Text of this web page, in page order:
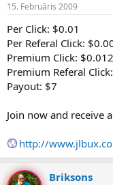
n
u
z
s
ā
c
j
s
a
t
u
m
s
15. Februāris 2009
Per Click: $0.01
Per Referal Click:
Premium Click:
Premium Referal
Payout: $7
Join now and receive
http://
Briksons